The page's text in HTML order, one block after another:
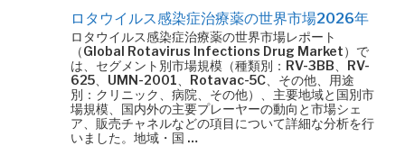
ロタウイルス感染症治療薬の世界市場2026年
ロタウイルス感染症治療薬の世界市場レポート
（Global Rotavirus Infections Drug Market）で
は、セグメント別市場規模（種類別：RV-3BB、RV-
625、UMN-2001、Rotavac-5C、その他、用途
別：クリニック、病院、その他）、主要地域と国別市
場規模、国内外の主要プレーヤーの動向と市場シェ
ア、販売チャネルなどの項目について詳細な分析を行
いました。地域・国 …